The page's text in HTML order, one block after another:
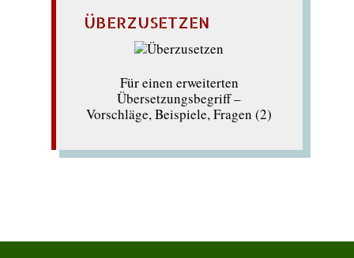
ÜBERZUSETZEN
Für einen erweiterten
Übersetzungsbegriff –
Vorschläge, Beispiele, Fragen (2)